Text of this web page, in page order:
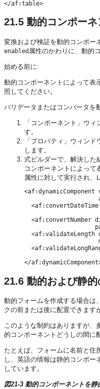
</af:table>
21.5 動的コンポー
変換および検証を動的コンポー
enabled 属性のかわりに、動的
始める前に:
動的コンポーネントによって表
照してください。
バリデータまたはコンバータを
「コンポーネント」ウ
す。
「プロパティ」ウィンド
します。
式ビルダーで、解決した
コンポーネントによって
属性に対して実行され、
<af:convertNumber
<af:validateLength
</
21.6 動的および静
動的フォームを作成する場合は
クの前または後に配置できます
このような制約はありますが、
的コンポーネントどうしの間に
たとえば、フォームに名前と住
し、英語の情報は静的コンポー
しています。
図21-3 動的コンポーネントを